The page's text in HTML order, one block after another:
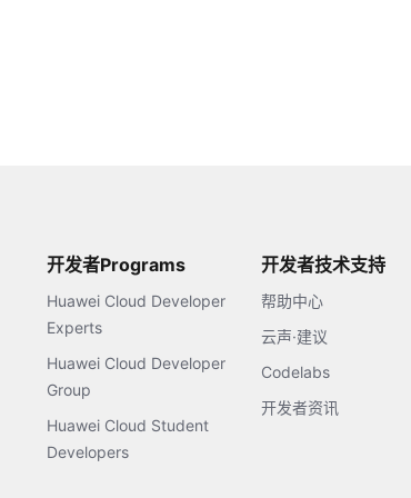
开发者Programs
Huawei Cloud Developer
Experts
Huawei Cloud Developer
Group
Huawei Cloud Student
Developers
开发者技术支持
帮助中心
云声·建议
Codelabs
开发者资讯